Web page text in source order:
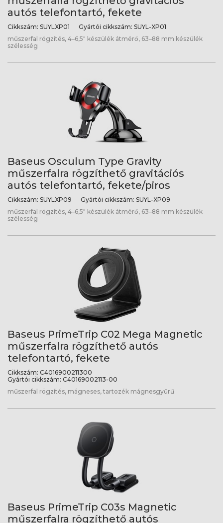
autós telefontartó, fekete
Cikkszám: SUYLXP01 Gyártói cikkszám: SUYL-XP01
műszerfal rögzítés, 4–6,5" készülék átmérő, 63–88 mm készülék
szélesség
Baseus Osculum Type Gravity
műszerfalra rögzíthető gravitációs
autós telefontartó, fekete/piros
Cikkszám: SUYLXP09 Gyártói cikkszám: SUYL-XP09
műszerfal rögzítés, 4–6,5" készülék átmérő, 63–88 mm készülék
szélesség
Baseus PrimeTrip C02 Mega Magnetic
műszerfalra rögzíthető autós
telefontartó, fekete
Cikkszám: C4016900211300
Gyártói cikkszám: C40169002113-00
műszerfal rögzítés, mágneses, tartozék mágnesgyűrű
Baseus PrimeTrip C03s Magnetic
műszerfalra rögzíthető autós